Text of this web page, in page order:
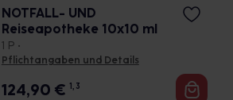
NOTFALL- UND
Reiseapotheke 10x10 ml
1 P •
Pflichtangaben und Details
124,90 € 1, 3